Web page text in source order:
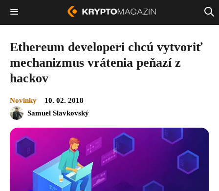
Ethereum developeri chcú vytvoriť
mechanizmus vrátenia peňazí z
hackov
Novinky
10. 02. 2018
Samuel Slavkovský